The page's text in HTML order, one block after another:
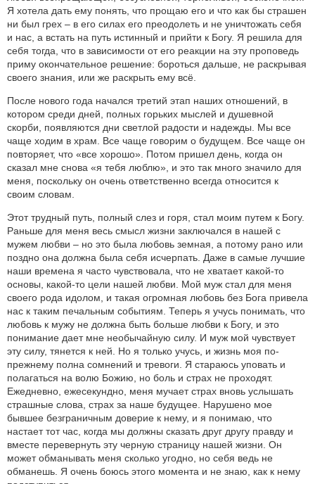
Я хотела дать ему понять, что прощаю его и что как бы страшен
ни был грех – в его силах его преодолеть и не уничтожать себя
и нас, а встать на путь истинный и прийти к Богу. Я решила для
себя тогда, что в зависимости от его реакции на эту проповедь
приму окончательное решение: бороться дальше, не раскрывая
своего знания, или же раскрыть ему всё.
После нового года начался третий этап наших отношений, в
котором среди дней, полных горьких мыслей и душевной
скорби, появляются дни светлой радости и надежды. Мы все
чаще ходим в храм. Все чаще говорим о будущем. Все чаще он
повторяет, что «все хорошо». Потом пришел день, когда он
сказал мне снова «я тебя люблю», и это так много значило для
меня, поскольку он очень ответственно всегда относится к
своим словам.
Этот трудный путь, полный слез и горя, стал моим путем к Богу.
Раньше для меня весь смысл жизни заключался в нашей с
мужем любви – но это была любовь земная, а потому рано или
поздно она должна была себя исчерпать. Даже в самые лучшие
наши времена я часто чувствовала, что не хватает какой-то
основы, какой-то цели нашей любви. Мой муж стал для меня
своего рода идолом, и такая огромная любовь без Бога привела
нас к таким печальным событиям. Теперь я учусь понимать, что
любовь к мужу не должна быть больше любви к Богу, и это
понимание дает мне необычайную силу. И муж мой чувствует
эту силу, тянется к ней. Но я только учусь, и жизнь моя по-
прежнему полна сомнений и тревоги. Я стараюсь уповать и
полагаться на волю Божию, но боль и страх не проходят.
Ежедневно, ежесекундно, меня мучает страх вновь услышать
страшные слова, страх за наше будущее. Нарушено мое
бывшее безграничным доверие к нему, и я понимаю, что
настает тот час, когда мы должны сказать друг другу правду и
вместе перевернуть эту черную страницу нашей жизни. Он
может обманывать меня сколько угодно, но себя ведь не
обманешь. Я очень боюсь этого момента и не знаю, как к нему